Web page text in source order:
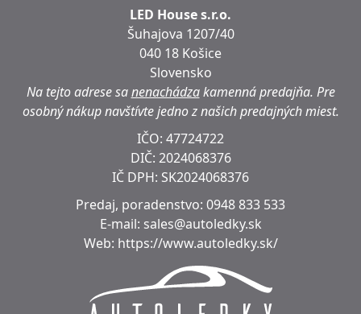
LED House s.r.o.
Šuhajova 1207/40
040 18 Košice
Slovensko
Na tejto adrese sanenachádzakamenná predajňa. Pre
osobný nákup navštívte jedno z našich predajných miest.
IČO: 47724722
DIČ: 2024068376
IČ DPH: SK2024068376
Predaj, poradenstvo: 0948 833 533
E-mail: sales@autoledky.sk
Web: https://www.autoledky.sk/